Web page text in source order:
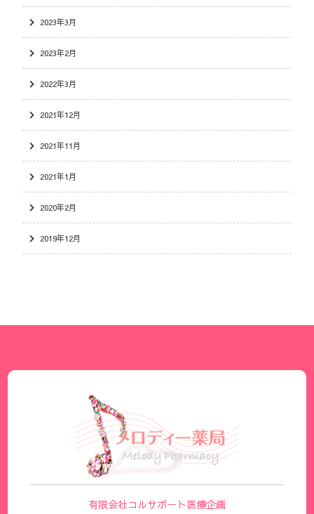
2023年3月
2023年2月
2022年3月
2021年12月
2021年11月
2021年1月
2020年2月
2019年12月
有限会社コルサポート医療企画